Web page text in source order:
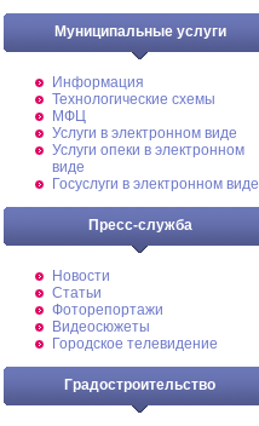
Муниципальные услуги
Информация
Технологические схемы
МФЦ
Услуги в электронном виде
Услуги опеки в электронном
виде
Госуслуги в электронном виде
Пресс-служба
Новости
Статьи
Фоторепортажи
Видеосюжеты
Городское телевидение
Градостроительство